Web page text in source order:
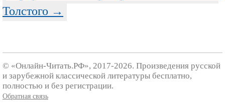
Толстого →
© «Онлайн-Читать.РФ», 2017-2026. Произведения русской
и зарубежной классической литературы бесплатно,
полностью и без регистрации.
Обратная связь